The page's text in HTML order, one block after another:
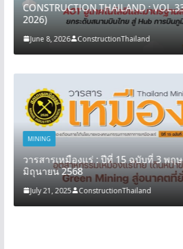
CONSTRUCTION THAILAND :
2026)
June 8, 2026 ConstructionThailand
MINING
วารสารเหมืองแร่ : ปีที่ 15 ฉบับที่ 3 พฤ
มิถุนายน 2568
July 21, 2025 ConstructionThailand